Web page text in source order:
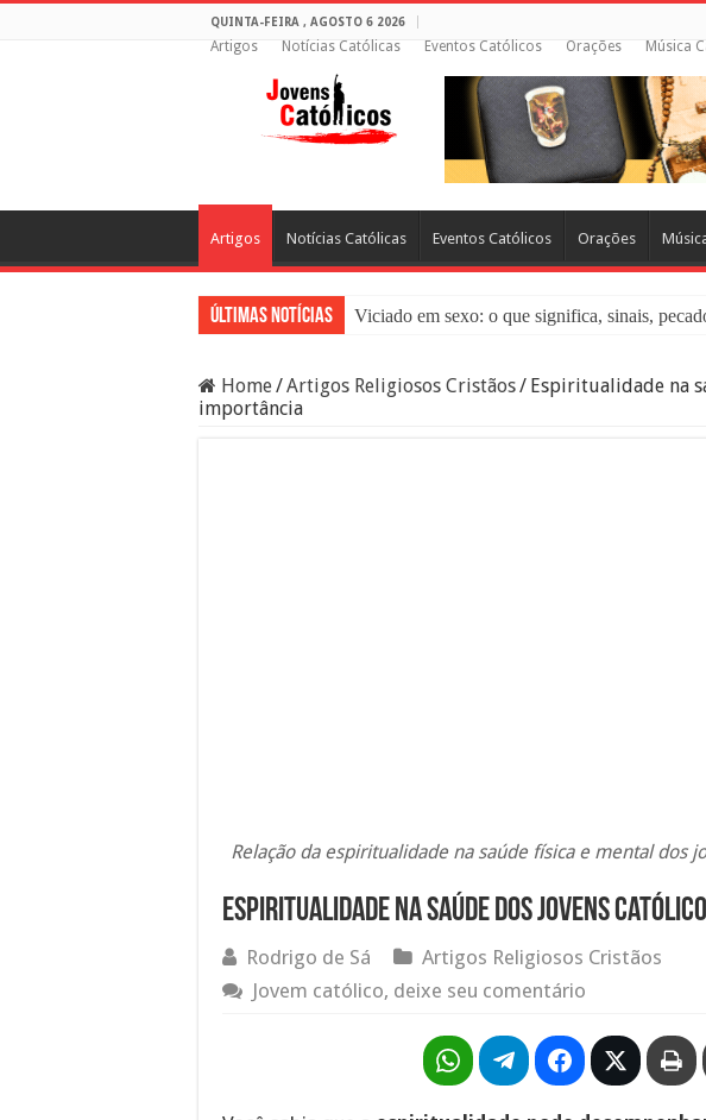
QUINTA-FEIRA , AGOSTO 6 2026
Artigos Notícias Católicas Eventos Católicos Orações Música
Artigos Notícias Católicas Eventos Católicos Orações
Últimas Notícias
Viciado em sexo: o que significa, sinais,
Filme Sagrado Coração – Seu Reino Não
Home/Artigos Religiosos Cristãos/ Espiritualidade na
importância
Relação da espiritualidade na saúde física e mental dos
Espiritualidade na saúde dos jovens
Rodrigo de Sá
Artigos Religiosos Cristãos
Jovem católico, deixe seu comentário